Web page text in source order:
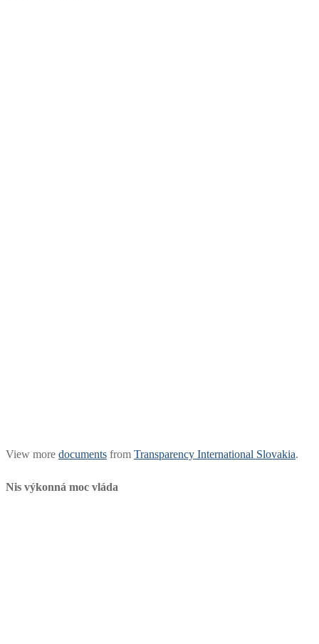
View more documents from Transparency International Slovakia.
Nis výkonná moc vláda